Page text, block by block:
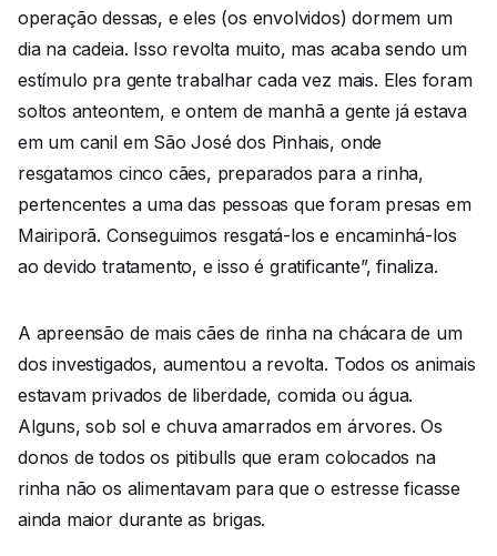
operação dessas, e eles (os envolvidos) dormem um
dia na cadeia. Isso revolta muito, mas acaba sendo um
estímulo pra gente trabalhar cada vez mais. Eles foram
soltos anteontem, e ontem de manhã a gente já estava
em um canil em São José dos Pinhais, onde
resgatamos cinco cães, preparados para a rinha,
pertencentes a uma das pessoas que foram presas em
Mairiporã. Conseguimos resgatá-los e encaminhá-los
ao devido tratamento, e isso é gratificante”, finaliza.
A apreensão de mais cães de rinha na chácara de um
dos investigados, aumentou a revolta. Todos os animais
estavam privados de liberdade, comida ou água.
Alguns, sob sol e chuva amarrados em árvores. Os
donos de todos os pitibulls que eram colocados na
rinha não os alimentavam para que o estresse ficasse
ainda maior durante as brigas.